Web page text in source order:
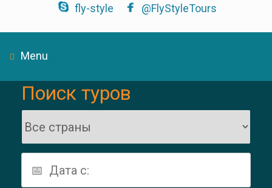
fly-style @FlyStyleTours
Menu
Поиск туров